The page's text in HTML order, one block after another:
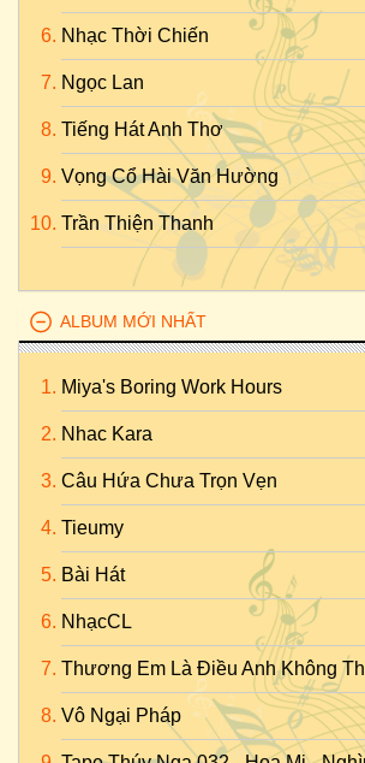
Nhạc Thời Chiến
Ngọc Lan
Tiếng Hát Anh Thơ
Vọng Cổ Hài Văn Hường
Trần Thiện Thanh
ALBUM MỚI NHẤT
Miya's Boring Work Hours
Nhac Kara
Câu Hứa Chưa Trọn Vẹn
Tieumy
Bài Hát
NhạcCL
Thương Em Là Điều Anh Không
Vô Ngại Pháp